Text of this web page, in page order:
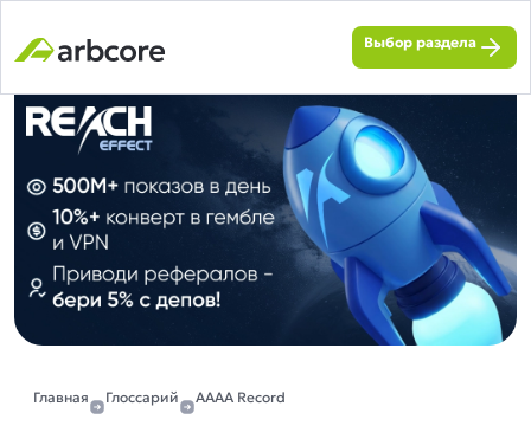
Выбор раздела
Главная Глоссарий AAAA Record